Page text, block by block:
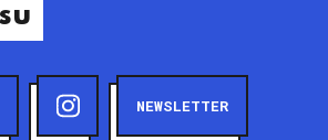
NEWSLETTER